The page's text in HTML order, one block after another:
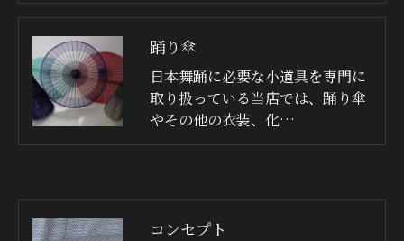
踊り傘
日本舞踊に必要な小道具を専門に
取り扱っている当店では、踊り傘
やその他の衣装、化…
コンセプト